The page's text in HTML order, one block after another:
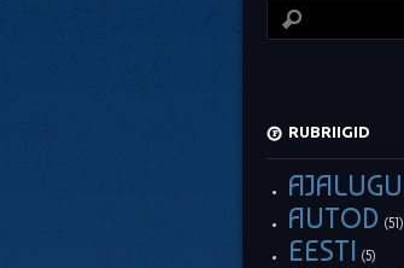
RUBRIIGID
AJALUGU
AUTOD (51)
EESTI (5)